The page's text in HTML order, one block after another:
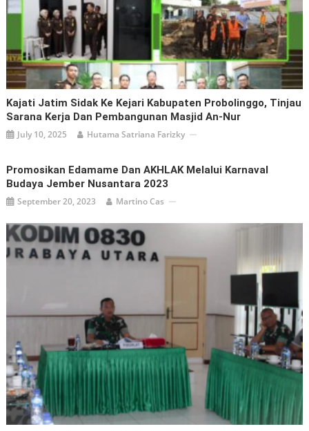
Kajati Jatim Sidak Ke Kejari Kabupaten Probolinggo, Tinjau
Sarana Kerja Dan Pembangunan Masjid An-Nur
July 10, 2025 Hutama Satriana Farizky
Promosikan Edamame Dan AKHLAK Melalui Karnaval
Budaya Jember Nusantara 2023
September 20, 2023 Martino Cas